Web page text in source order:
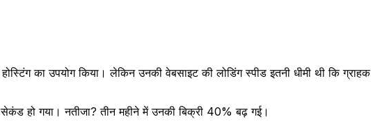
का उपयोग किया। लेकिन उनकी वेबसाइट की लोडिंग स्पीड इतनी धीमी थी कि ग्राहक
हो गया। नतीजा? तीन महीने में उनकी बिक्री 40% बढ़ गई।